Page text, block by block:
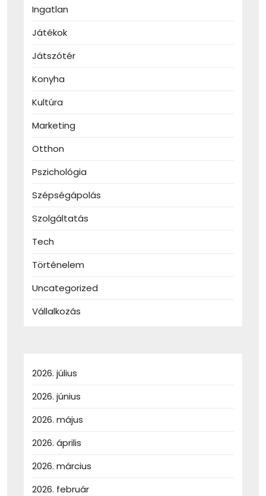
Ingatlan
Játékok
Játszótér
Konyha
Kultúra
Marketing
Otthon
Pszichológia
Szépségápolás
Szolgáltatás
Tech
Történelem
Uncategorized
Vállalkozás
2026. július
2026. június
2026. május
2026. április
2026. március
2026. február